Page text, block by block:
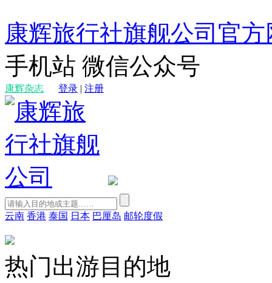
康辉旅行社旗舰公司官方
手机站 微信公众号
康辉杂志 登录 | 注册
云南 香港 泰国 日本 巴厘岛 邮轮度假
热门出游目的地